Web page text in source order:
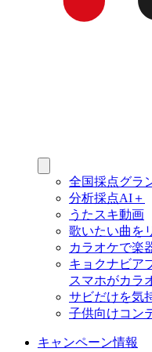
全国採点グラ
分析採点AI＋
うたスキ動画
歌いたい曲を
カラオケで楽
キョクナビア
スマホがカラ
サビだけを気
子供向けコン
キャンペーン情報